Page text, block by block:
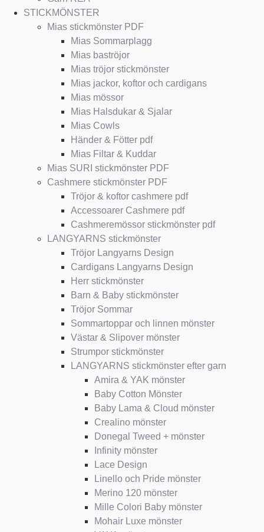
STICKMÖNSTER
Mias stickmönster PDF
Mias Sommarplagg
Mias baströjor
Mias tröjor stickmönster
Mias jackor, koftor och cardigans
Mias mössor
Mias Halsdukar & Sjalar
Mias Cowls
Händer & Fötter pdf
Mias Filtar & Kuddar
Mias SURI stickmönster PDF
Cashmere stickmönster PDF
Tröjor & koftor cashmere pdf
Accessoarer Cashmere pdf
Cashmeremössor stickmönster pdf
LANGYARNS stickmönster
Tröjor Langyarns Design
Cardigans Langyarns Design
Herr stickmönster
Barn & Baby stickmönster
Tröjor Sommar
Sommartoppar och linnen mönster
Västar & Slipover mönster
Strumpor stickmönster
LANGYARNS stickmönster efter garn
Amira & YAK mönster
Baby Cotton Mönster
Baby Lama & Cloud mönster
Crealino mönster
Donegal Tweed + mönster
Infinity mönster
Lace Design
Linello och Pride mönster
Merino 120 mönster
Mille Colori Baby mönster
Mohair Luxe mönster